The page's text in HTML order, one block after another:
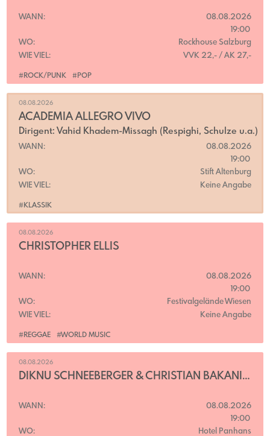
#ROCK/PUNK #POP
WANN:
08.08.2026
19:00
WO:
Rockhouse Salzburg
WIE VIEL:
VVK 22,- / AK 27,-
#KLASSIK
08.08.2026
ACADEMIA ALLEGRO VIVO
Dirigent: Vahid Khadem-Missagh (Respighi, Schulze u.a.)
WANN:
08.08.2026
19:00
WO:
Stift Altenburg
WIE VIEL:
Keine Angabe
#REGGAE #WORLD MUSIC
08.08.2026
CHRISTOPHER ELLIS
WANN:
08.08.2026
19:00
WO:
Festivalgelände Wiesen
WIE VIEL:
Keine Angabe
08.08.2026
DIKNU SCHNEEBERGER & CHRISTIAN BAKANIC QUARTETT
WANN:
08.08.2026
19:00
WO:
Hotel Panhans